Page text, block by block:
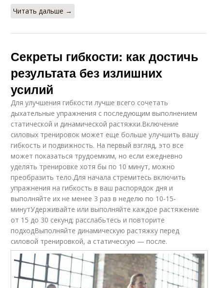
Читать дальше →
Секреты гибкости: как достичь
результата без излишних
усилий
Для улучшения гибкости лучше всего сочетать
дыхательные упражнения с последующим выполнением
статической и динамической растяжки.Включение
силовых тренировок может еще больше улучшить вашу
гибкость и подвижность. На первый взгляд, это все
может показаться трудоемким, но если ежедневно
уделять тренировке хотя бы по 10 минут, можно
преобразить тело.Для начала стремитесь включить
упражнения на гибкость в ваш распорядок дня и
выполняйте их не менее 3 раз в неделю по 10-15-
минутУдерживайте или выполняйте каждое растяжение
от 15 до 30 секунд; расслабьтесь и повторите
подходВыполняйте динамическую растяжку перед
силовой тренировкой, а статическую — после.